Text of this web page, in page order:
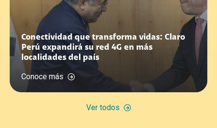
Conectividad que transforma vidas: Claro
Perú expandirá su red 4G en más
localidades del país
Conoce más
Ver todos